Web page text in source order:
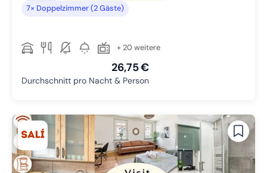
7× Doppelzimmer (2 Gäste)
+ 20 weitere
26,75 €
Durchschnitt pro Nacht & Person